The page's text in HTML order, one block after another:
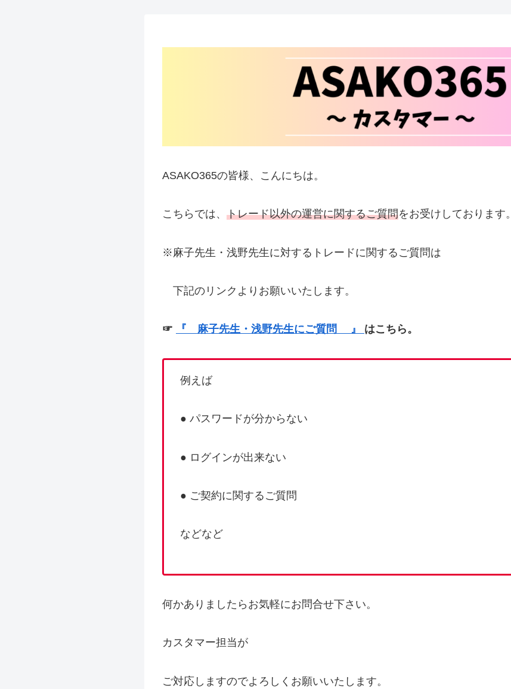
ASAKO365の皆様、こんにちは。
こちらでは、 トレード以外の運営に関するご質問をお受けしております。
※麻子先生・浅野先生に対するトレードに関するご質問は
下記のリンクよりお願いいたします。
☞ 『 麻子先生・浅野先生にご質問 』 はこちら。
例えば
● パスワードが分からない
● ログインが出来ない
● ご契約に関するご質問
などなど
何かありましたらお気軽にお問合せ下さい。
カスタマー担当が
ご対応しますのでよろしくお願いいたします。